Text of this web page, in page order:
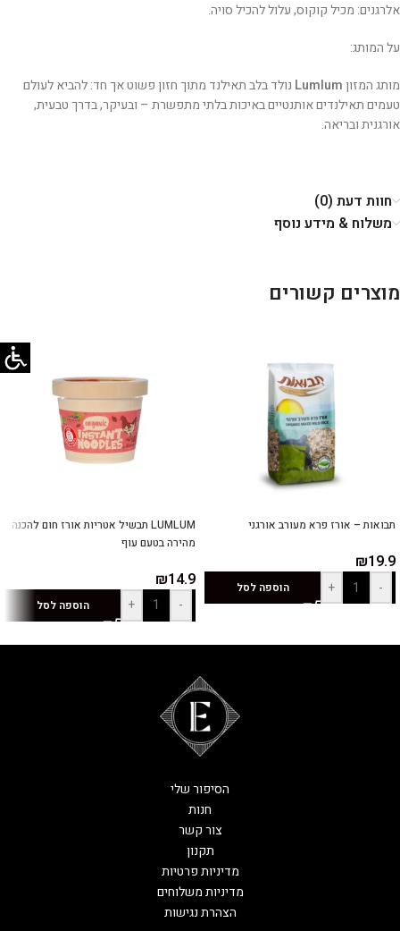
אלרגנים: מכיל קוקוס, עלול להכיל סויה.
על המותג:
מותג המזון Lumlum נולד בלב תאילנד מתוך חזון פשוט אך חד: להביא לעולם
טעמים תאילנדים אותנטיים באיכות בלתי מתפשרת – ובעיקר, בדרך טבעית,
אורגנית ובריאה.
חוות דעת (0)
משלוח & מידע נוסף
מוצרים קשורים
תבואות – אורז פרא מעורב אורגני
₪19.9
-
+ הוספה לסל
LUMLUM תבשיל אטריות אורז חום להכנה
מהירה בטעם עוף
₪14.9
-
+ הוספה לסל
הסיפור שלי
חנות
צור קשר
תקנון
מדיניות פרטיות
מדיניות משלוחים
הצהרת נגישות